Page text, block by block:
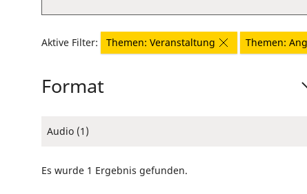
Aktive Filter: Themen: Veranstaltung Themen:
Format
Audio (1)
Es wurde 1 Ergebnis gefunden.